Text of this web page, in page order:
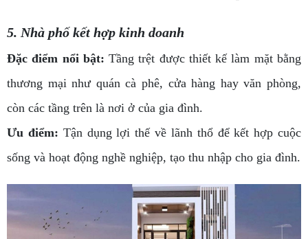
5. Nhà phố kết hợp kinh doanh
Đặc điểm nổi bật: Tầng trệt được thiết kế làm mặt bằng
thương mại như quán cà phê, cửa hàng hay văn phòng,
còn các tầng trên là nơi ở của gia đình.
Ưu điểm: Tận dụng lợi thế về lãnh thổ để kết hợp cuộc
sống và hoạt động nghề nghiệp, tạo thu nhập cho gia đình.